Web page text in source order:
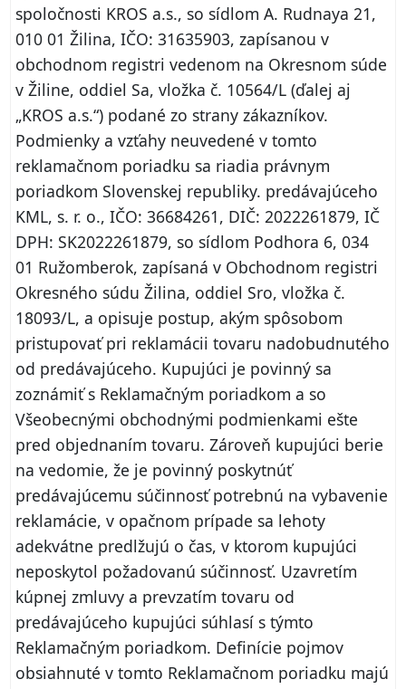
spoločnosti KROS a.s., so sídlom A. Rudnaya 21,
010 01 Žilina, IČO: 31635903, zapísanou v
obchodnom registri vedenom na Okresnom súde
v Žiline, oddiel Sa, vložka č. 10564/L (ďalej aj
„KROS a.s.“) podané zo strany zákazníkov.
Podmienky a vzťahy neuvedené v tomto
reklamačnom poriadku sa riadia právnym
poriadkom Slovenskej republiky. predávajúceho
KML, s. r. o., IČO: 36684261, DIČ: 2022261879, IČ
DPH: SK2022261879, so sídlom Podhora 6, 034
01 Ružomberok, zapísaná v Obchodnom registri
Okresného súdu Žilina, oddiel Sro, vložka č.
18093/L, a opisuje postup, akým spôsobom
pristupovať pri reklamácii tovaru nadobudnutého
od predávajúceho. Kupujúci je povinný sa
zoznámiť s Reklamačným poriadkom a so
Všeobecnými obchodnými podmienkami ešte
pred objednaním tovaru. Zároveň kupujúci berie
na vedomie, že je povinný poskytnúť
predávajúcemu súčinnosť potrebnú na vybavenie
reklamácie, v opačnom prípade sa lehoty
adekvátne predlžujú o čas, v ktorom kupujúci
neposkytol požadovanú súčinnosť. Uzavretím
kúpnej zmluvy a prevzatím tovaru od
predávajúceho kupujúci súhlasí s týmto
Reklamačným poriadkom. Definície pojmov
obsiahnuté v tomto Reklamačnom poriadku majú